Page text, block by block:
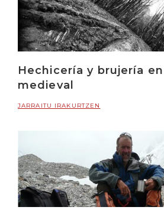
Hechicería y brujería
medieval
JARRAITU IRAKURTZEN